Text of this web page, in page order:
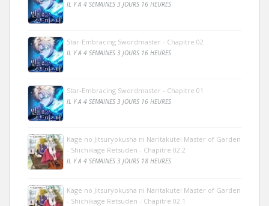
IL Y A 4 SEMAINES 3 JOURS 16 HEURES
Star-Embracing Swordmaster - Chapitre 02
IL Y A 4 SEMAINES 3 JOURS 16 HEURES
Star-Embracing Swordmaster - Chapitre 01
IL Y A 4 SEMAINES 3 JOURS 16 HEURES
Kage no Jitsuryokusha ni Naritakute! Master of Garden
- Shichikage Retsuden - Chapitre 02.2
IL Y A 4 SEMAINES 3 JOURS 18 HEURES
Kage no Jitsuryokusha ni Naritakute! Master of Garden
- Shichikage Retsuden - Chapitre 02.1